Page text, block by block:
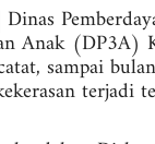
inas
Anak (DP3A)
sampai
terjadi